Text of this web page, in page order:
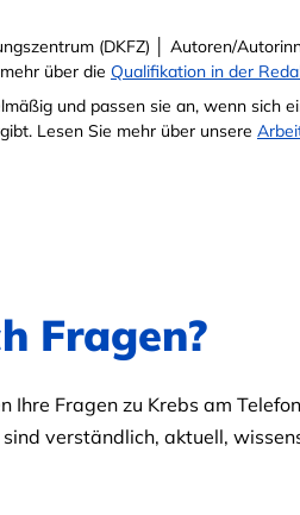
(DKFZ) │ Autoren/
über die Qualifikation in der
und passen sie an, wenn sich
Lesen Sie mehr über unsere
Fragen?
Ihre Fragen zu Krebs am
verständlich, aktuell,